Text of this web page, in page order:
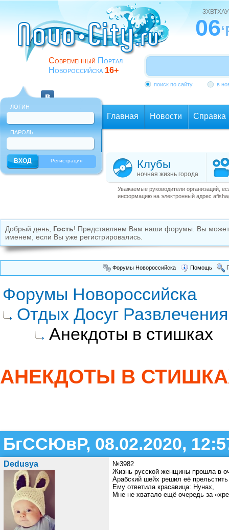
Современный Портал
Новороссийска 16+
ЗХВТХАУ
06
поиск по сайту в
ЛОГИН
ПАРОЛЬ
Регистрация
Главная Новости Справка
Клубы
ночная жизнь города
Уважаемые руководители организаций,
информацию на электронный адрес
Добрый день, Гость! Представляем Вам наши форумы. Вы
именем, если Вы уже регистрировались.
Форумы Новороссийска Помощь
Форумы Новороссийска
Отдых Досуг Развлечения
Анекдоты в стишках
АНЕКДОТЫ В
БгССЮвР, 08.02.2020,
Dedusya
№3982
Жизнь русской женщины прошла в
Арабский шейх решил её
Ему ответила красавица: Нунах,
Мне не хватало ещё очередь за